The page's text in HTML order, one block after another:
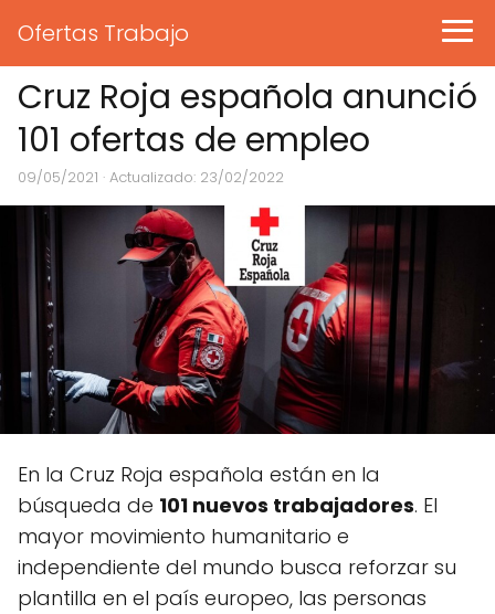
Ofertas Trabajo
Cruz Roja española anunció
101 ofertas de empleo
09/05/2021 · Actualizado: 23/02/2022
En la Cruz Roja española están en la
búsqueda de 101 nuevos trabajadores. El
mayor movimiento humanitario e
independiente del mundo busca reforzar su
plantilla en el país europeo, las personas